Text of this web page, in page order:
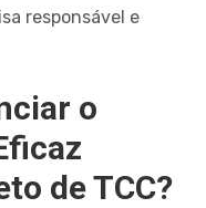
responsável e
o
de TCC?